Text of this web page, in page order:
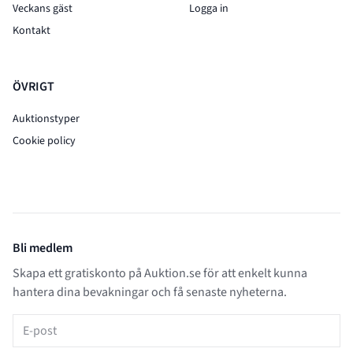
Veckans gäst
Kontakt
ÖVRIGT
Auktionstyper
Cookie policy
Logga in
Bli medlem
Skapa ett gratiskonto på Auktion.se för att enkelt kunna
hantera dina bevakningar och få senaste nyheterna.
E-post